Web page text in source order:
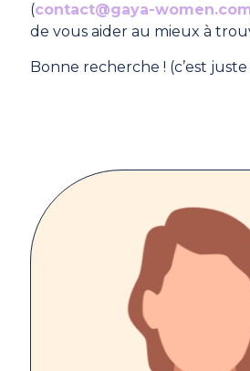
(contact@gaya-
de vous aider au mieux à
Bonne recherche ! (c’est